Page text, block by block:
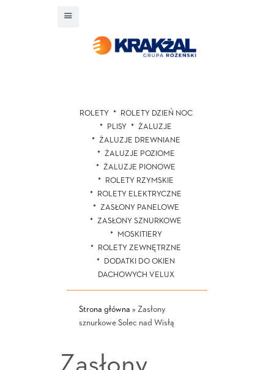
ROLETY
ROLETY DZIEŃ NOC
PLISY
ŻALUZJE
ŻALUZJE DREWNIANE
ŻALUZJE POZIOME
ŻALUZJE PIONOWE
ROLETY RZYMSKIE
ROLETY ELEKTRYCZNE
ZASŁONY PANELOWE
ZASŁONY SZNURKOWE
MOSKITIERY
ROLETY ZEWNĘTRZNE
DODATKI DO OKIEN
DACHOWYCH VELUX
Strona główna » Zasłony
sznurkowe Solec nad Wisłą